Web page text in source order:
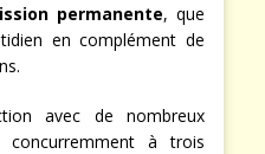
permanente, que
en complément de
avec de nombreux
à trois